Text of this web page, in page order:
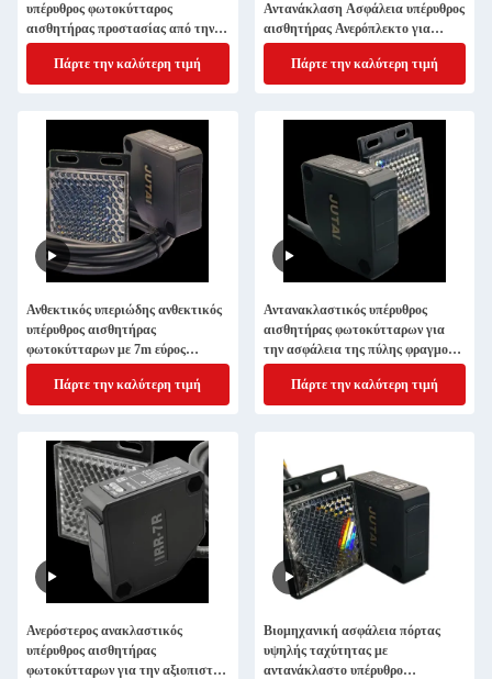
υπέρυθρος φωτοκύτταρος
αισθητήρας προστασίας από την
υπεριώδη ακτινοβολία για πύλες
φραγμών στάθμευσης
Πάρτε την καλύτερη τιμή
Αντανάκλαση Ασφάλεια υπέρυθρος
αισθητήρας Ανερόπλεκτο για
αυτόματες πύλες
Πάρτε την καλύτερη τιμή
Ανθεκτικός υπεριώδης ανθεκτικός
υπέρυθρος αισθητήρας
φωτοκύτταρων με 7m εύρος
ταχείας απόκρισης για
βιομηχανικές πόρτες υψηλής
ταχύτητας
Πάρτε την καλύτερη τιμή
Αντανακλαστικός υπέρυθρος
αισθητήρας φωτοκύτταρων για
την ασφάλεια της πύλης φραγμού
στάθμευσης IRR-7R
Πάρτε την καλύτερη τιμή
Ανερόστερος ανακλαστικός
υπέρυθρος αισθητήρας
φωτοκύτταρων για την αξιοπιστία
Βιομηχανική ασφάλεια πόρτας
υψηλής ταχύτητας με
αντανάκλαστο υπέρυθρο